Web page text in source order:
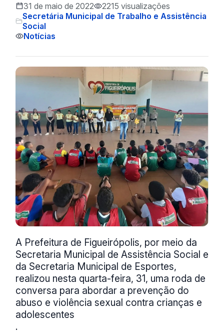
31 de maio de 2022
2215 visualizações
Secretária Municipal de Trabalho e Assistência
Social
Notícias
A Prefeitura de Figueirópolis, por meio da
Secretaria Municipal de Assistência Social e
da Secretaria Municipal de Esportes,
realizou nesta quarta-feira, 31, uma roda de
conversa para abordar a prevenção do
abuso e violência sexual contra crianças e
adolescentes
.